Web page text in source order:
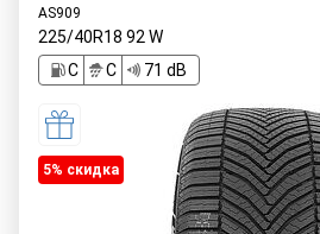
AS909
225/40R18 92 W
C
C 71 dB
5% cкидка